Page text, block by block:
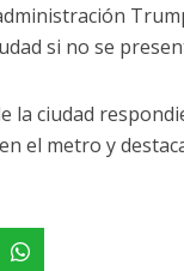
si no se
la ciudad
el metro y